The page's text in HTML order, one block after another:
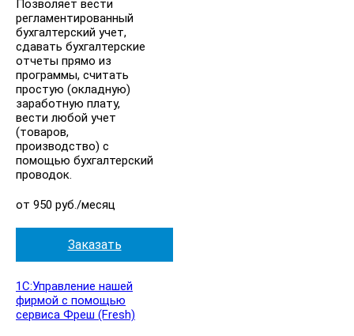
Позволяет вести
регламентированный
бухгалтерский учет,
сдавать бухгалтерские
отчеты прямо из
программы, считать
простую (окладную)
заработную плату,
вести любой учет
(товаров,
производство) с
помощью бухгалтерский
проводок.
от 950 руб./месяц
Заказать
1С:Управление нашей
фирмой с помощью
сервиса Фреш (Fresh)